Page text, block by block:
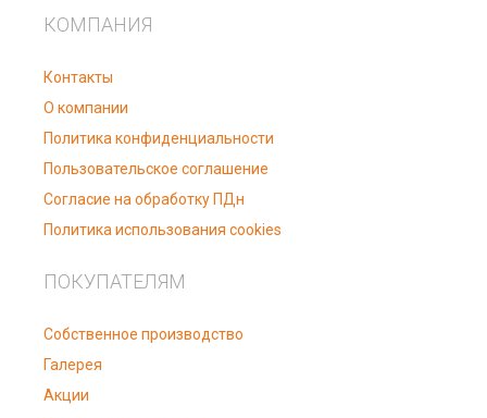
КОМПАНИЯ
Контакты
О компании
Политика конфиденциальности
Пользовательское соглашение
Согласие на обработку ПДн
Политика использования cookies
ПОКУПАТЕЛЯМ
Собственное производство
Галерея
Акции